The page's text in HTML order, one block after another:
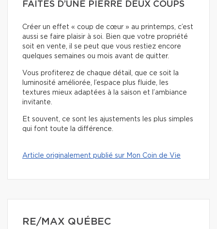
FAITES D’UNE PIERRE DEUX COUPS
Créer un effet « coup de cœur » au printemps, c’est
aussi se faire plaisir à soi. Bien que votre propriété
soit en vente, il se peut que vous restiez encore
quelques semaines ou mois avant de quitter.
Vous profiterez de chaque détail, que ce soit la
luminosité améliorée, l’espace plus fluide, les
textures mieux adaptées à la saison et l’ambiance
invitante.
Et souvent, ce sont les ajustements les plus simples
qui font toute la différence.
Article originalement publié sur Mon Coin de Vie
RE/MAX QUÉBEC